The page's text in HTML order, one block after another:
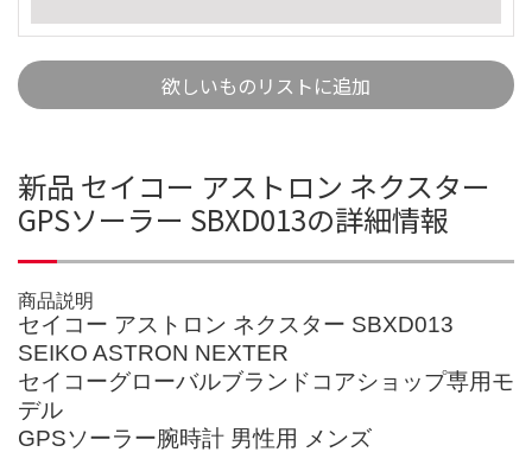
欲しいものリストに追加
新品 セイコー アストロン ネクスター
GPSソーラー SBXD013の詳細情報
商品説明
セイコー アストロン ネクスター SBXD013
SEIKO ASTRON NEXTER
セイコーグローバルブランドコアショップ専用モ
デル
GPSソーラー腕時計 男性用 メンズ